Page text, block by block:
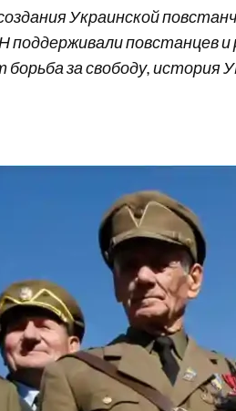
Украинской
повстанцев
борьба за свободу, история